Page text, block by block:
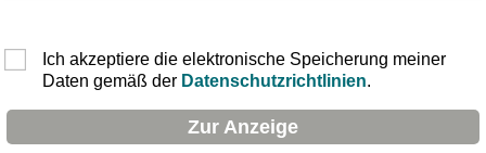
Ich akzeptiere die elektronische Speicherung meiner
Daten gemäß der Datenschutzrichtlinien.
Zur Anzeige